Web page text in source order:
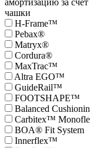
амортизацию за
чашки
H-Frame™
Pebax®
Matryx®
Cordura®
MaxTrac™
Altra EGO™
GuideRail™
FOOTSHAPE™
Balanced
Carbitex™
BOA® Fit System
Innerflex™